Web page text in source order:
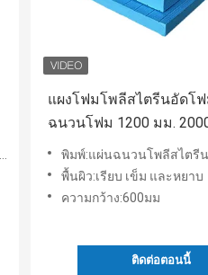
แผงโฟมโพลีสไตรีนอัดโ
ฉนวนโฟม 1200 มม.
พิมพ์:แผ่นฉนวนโพลีสไตรีน
พื้นผิว:เรียบ เข็ม และหยาบ
ความกว้าง:600มม
ติดต่อตอนนี้